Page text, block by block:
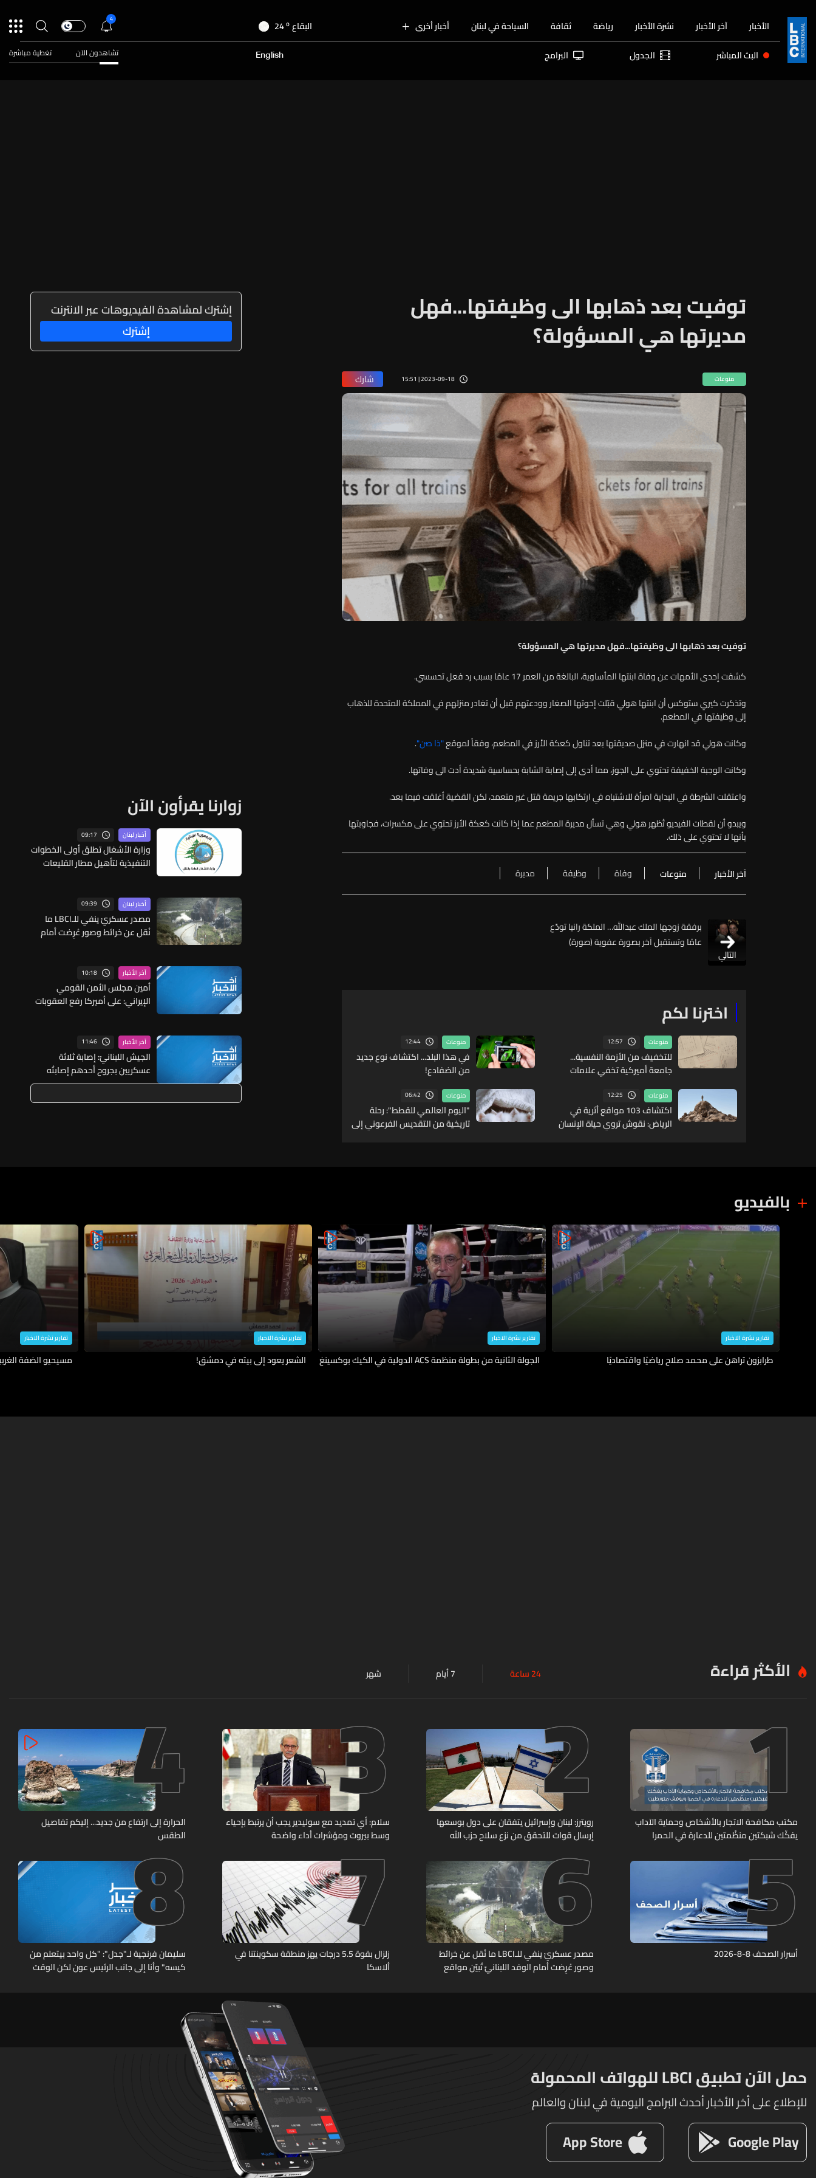
الأخبار آخر الأخبار نشرة الأخبار رياضة ثقافة السياحة في لبنان أخبار أخرى البقاع 24o
الجنوب 27o
28
4
البث المباشر الجدول البرامج English تشاهدون الآن تغطية مباشرة
توفيت بعد ذهابها الى وظيفتها...فهل
مديرتها هي المسؤولة؟
منوعات 2023-09-18 | 15:51 شارك
توفيت بعد ذهابها الى وظيفتها...فهل مديرتها هي المسؤولة؟
كشفت إحدى الأمهات عن وفاة ابنتها المأساوية، البالغة من العمر 17 عامًا بسبب رد فعل تحسسي.
وتذكرت كيري ستوكس أن ابنتها هولي قبّلت إخوتها الصغار وودعتهم قبل أن تغادر منزلهم في المملكة المتحدة للذهاب
إلى وظيفتها في المطعم.
وكانت هولي قد انهارت في منزل صديقتها بعد تناول كعكة الأرز في المطعم، وفقاً لموقع"ذا صن".
وكانت الوجبة الخفيفة تحتوي على الجوز، مما أدى إلى إصابة الشابة بحساسية شديدة أدت الى وفاتها.
واعتقلت الشرطة في البداية امرأة للاشتباه في ارتكابها جريمة قتل غير متعمد، لكن القضية أغلقت فيما بعد.
ويبدو أن لقطات الفيديو تُظهر هولي وهي تسأل مديرة المطعم عما إذا كانت كعكة الأرز تحتوي على مكسرات، فجاوبتها
بأنها لا تحتوي على ذلك.
آخر الأخبار منوعات وفاة وظيفة مديرة
التالي
برفقة زوجها الملك عبدالله… الملكة رانيا تودّع
عامًا وتستقبل آخر بصورة عفوية (صورة)
اخترنا لكم
منوعات 12:57
للتخفيف من الأزمة النفسية...
جامعة أميركية تخفي علامات
منوعات 12:44
في هذا البلد... اكتشاف نوع جديد
من الضفادع!
منوعات 12:25
اكتشاف 103 مواقع أثرية في
الرياض: نقوش تروي حياة الإنسان
منوعات 06:42
"اليوم العالمي للقطط": رحلة
تاريخية من التقديس الفرعوني إلى
إشترك لمشاهدة الفيديوهات عبر الانترنت
إشترك
زوارنا يقرأون الآن
أخبار لبنان 09:17
وزارة الأشغال تطلق أولى الخطوات
التنفيذية لتأهيل مطار القليعات
أخبار لبنان 09:39
مصدر عسكريّ ينفي للـLBCI ما
نُقل عن خرائط وصور عُرِضت أمام
آخر الأخبار 10:18
أمين مجلس الأمن القومي
الإيراني: على أميركا رفع العقوبات
آخر الأخبار 11:46
الجيش اللبنانيّ: إصابة ثلاثة
عسكريين بجروح أحدهم إصابتُه
متوسطة أثناء عملهم على تفكيك
بالفيديو
تقارير نشرة الاخبار
طرابزون تراهن على محمد صلاح رياضيًا واقتصاديًا
تقارير نشرة الاخبار
الجولة الثانية من بطولة منظمة ACS الدولية في الكيك بوكسينغ
تقارير نشرة الاخبار
الشعر يعود إلى بيته في دمشق!
تقارير نشرة الاخبار
مسيحيو الضفة
الأكثر قراءة 24 ساعة 7 أيام شهر 1
مكتب مكافحة الاتجار بالأشخاص وحماية الآداب
يفكّك شبكتين منظّمتين للدعارة في الحمرا
2
رويترز: لبنان وإسرائيل يتفقان على دول بوسعها
إرسال قوات للتحقق من نزع سلاح حزب الله
3
سلام: أي تمديد مع سوليدير يجب أن يرتبط بإحياء
وسط بيروت ومؤشرات أداء واضحة
4
الحرارة إلى ارتفاع من جديد... إليكم تفاصيل
الطقس
5
أسرار الصحف 8-8-2026 6
مصدر عسكريّ ينفي للـLBCI ما نُقل عن خرائط
وصور عُرِضت أمام الوفد اللبنانيّ تُبيّن مواقع
7زلزال بقوة 5.5 درجات يهز منطقة سكوينتنا في
ألاسكا
8
سليمان فرنجية لـ"جدل": "كل واحد بيتعلم من
كيسه" وأنا إلى جانب الرئيس عون لكن الوقت
حمل الآن تطبيق LBCI للهواتف المحمولة
للإطلاع على أخر الأخبار أحدث البرامج اليومية في لبنان والعالم
Google Play
App Store